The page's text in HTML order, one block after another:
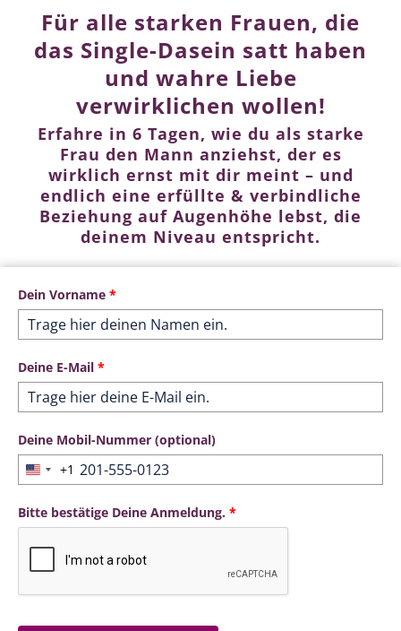
Für alle starken Frauen, die
das Single-Dasein satt haben
und wahre Liebe
verwirklichen wollen!
Erfahre in 6 Tagen, wie du als starke
Frau den Mann anziehst, der es
wirklich ernst mit dir meint – und
endlich eine erfüllte & verbindliche
Beziehung auf Augenhöhe lebst, die
deinem Niveau entspricht.
Dein Vorname *
Deine E-Mail *
Deine Mobil-Nummer (optional)
United
+1
+1
Bitte bestätige Deine Anmeldung. *